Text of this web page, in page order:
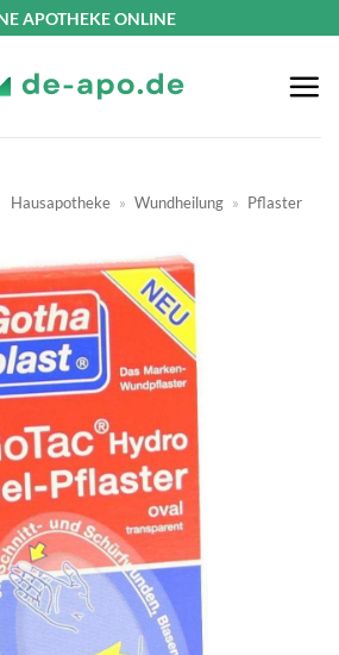
APOTHEKE ONLINE
Hausapotheke » Wundheilung » Pflaster